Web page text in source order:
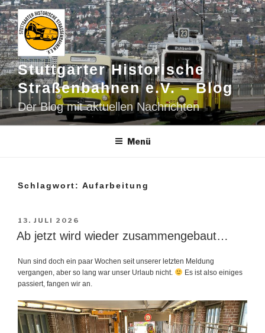
Zum
Inhalt
springen
Stuttgarter Historische
Straßenbahnen e.V. – Blog
Der Blog mit aktuellen Nachrichten
Menü
Schlagwort: Aufarbeitung
VERÖFFENTLICHT
AM
13. JULI 2026
Ab jetzt wird wieder zusammengebaut…
Nun sind doch ein paar Wochen seit unserer letzten Meldung
vergangen, aber so lang war unser Urlaub nicht.
Es ist also einiges
passiert, fangen wir an.